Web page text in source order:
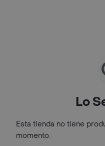
Lo
Esta tienda no tiene
momento.